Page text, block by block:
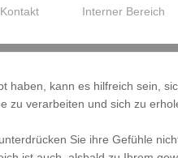
Kontakt Interner Bereich
haben, kann es hilfreich sein,
zu verarbeiten und sich zu
Sie ihre Gefühle